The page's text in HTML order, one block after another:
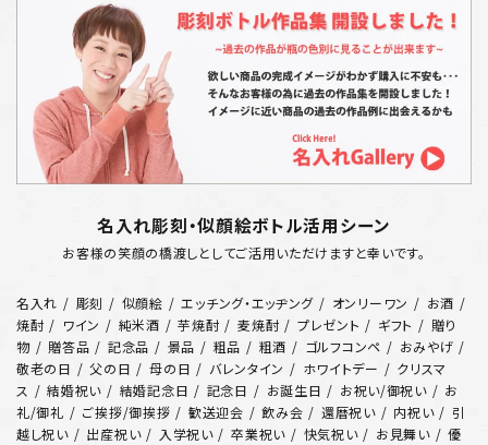
名入れ彫刻・似顔絵ボトル活用シーン
お客様の笑顔の橋渡しとしてご活用いただけますと幸いです。
名入れ 彫刻 似顔絵 エッチング・エッヂング オンリーワン
お酒
焼酎
ワイン 純米酒 芋焼酎 麦焼酎 プレゼント ギフト
贈り
物
贈答品 記念品 景品 粗品 粗酒 ゴルフコンペ
おみやげ
敬老の日
父の日 母の日 バレンタイン ホワイトデー
クリスマ
ス
結婚祝い 結婚記念日 記念日 お誕生日 お祝い/御祝い
お
礼/御礼
ご挨拶/御挨拶 歓送迎会 飲み会 還暦祝い 内祝い
引
越し祝い
出産祝い 入学祝い 卒業祝い 快気祝い お見舞い
優